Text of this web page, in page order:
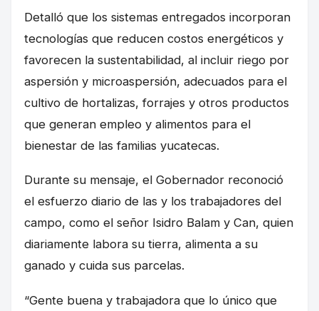
Detalló que los sistemas entregados incorporan
tecnologías que reducen costos energéticos y
favorecen la sustentabilidad, al incluir riego por
aspersión y microaspersión, adecuados para el
cultivo de hortalizas, forrajes y otros productos
que generan empleo y alimentos para el
bienestar de las familias yucatecas.
Durante su mensaje, el Gobernador reconoció
el esfuerzo diario de las y los trabajadores del
campo, como el señor Isidro Balam y Can, quien
diariamente labora su tierra, alimenta a su
ganado y cuida sus parcelas.
“Gente buena y trabajadora que lo único que